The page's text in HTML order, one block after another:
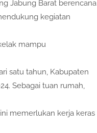
Jabung Barat berencana
kegiatan
mampu
satu tahun, Kabupaten
Sebagai tuan rumah,
memerlukan kerja keras